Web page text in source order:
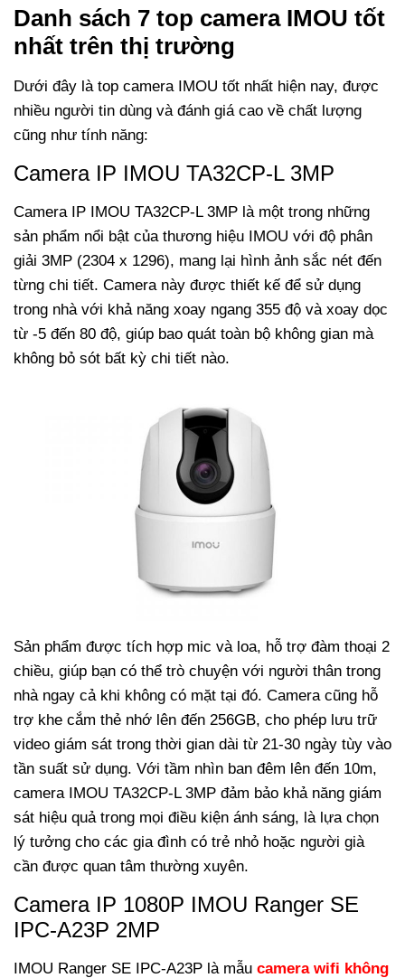
Danh sách 7 top camera IMOU tốt
nhất trên thị trường
Dưới đây là top camera IMOU tốt nhất hiện nay, được
nhiều người tin dùng và đánh giá cao về chất lượng
cũng như tính năng:
Camera IP IMOU TA32CP-L 3MP
Camera IP IMOU TA32CP-L 3MP là một trong những
sản phẩm nổi bật của thương hiệu IMOU với độ phân
giải 3MP (2304 x 1296), mang lại hình ảnh sắc nét đến
từng chi tiết. Camera này được thiết kế để sử dụng
trong nhà với khả năng xoay ngang 355 độ và xoay dọc
từ -5 đến 80 độ, giúp bao quát toàn bộ không gian mà
không bỏ sót bất kỳ chi tiết nào.
Sản phẩm được tích hợp mic và loa, hỗ trợ đàm thoại 2
chiều, giúp bạn có thể trò chuyện với người thân trong
nhà ngay cả khi không có mặt tại đó. Camera cũng hỗ
trợ khe cắm thẻ nhớ lên đến 256GB, cho phép lưu trữ
video giám sát trong thời gian dài từ 21-30 ngày tùy vào
tần suất sử dụng. Với tầm nhìn ban đêm lên đến 10m,
camera IMOU TA32CP-L 3MP đảm bảo khả năng giám
sát hiệu quả trong mọi điều kiện ánh sáng, là lựa chọn
lý tưởng cho các gia đình có trẻ nhỏ hoặc người già
cần được quan tâm thường xuyên.
Camera IP 1080P IMOU Ranger SE
IPC-A23P 2MP
IMOU Ranger SE IPC-A23P là mẫu camera wifi không